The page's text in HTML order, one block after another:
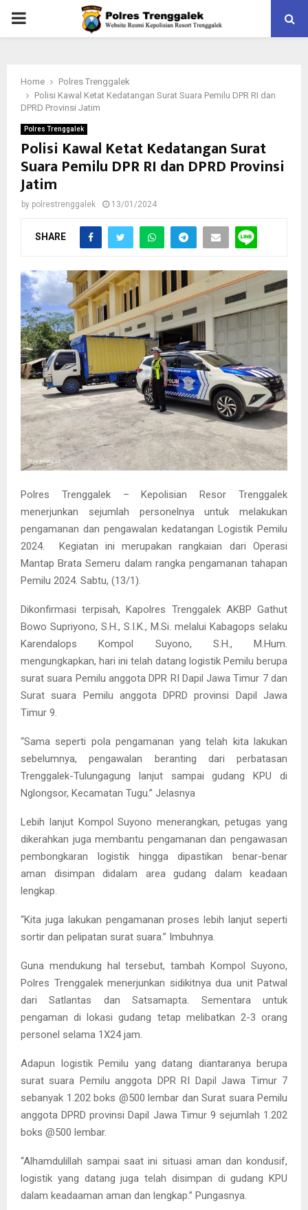
PRIMARY
Home
Polres Trenggalek
Polisi Kawal Ketat Kedatangan Surat Suara Pemilu DPR RI dan
DPRD Provinsi Jatim
Polres Trenggalek
Polisi Kawal Ketat Kedatangan Surat
Suara Pemilu DPR RI dan DPRD Provinsi
Jatim
by polrestrenggalek 13/01/2024
SHARE
Polres Trenggalek – Kepolisian Resor Trenggalek
menerjunkan sejumlah personelnya untuk melakukan
pengamanan dan pengawalan kedatangan Logistik Pemilu
2024. Kegiatan ini merupakan rangkaian dari Operasi
Mantap Brata Semeru dalam rangka pengamanan tahapan
Pemilu 2024. Sabtu, (13/1).
Dikonfirmasi terpisah, Kapolres Trenggalek AKBP Gathut
Bowo Supriyono, S.H., S.I.K., M.Si. melalui Kabagops selaku
Karendalops Kompol Suyono, S.H., M.Hum.
mengungkapkan, hari ini telah datang logistik Pemilu berupa
surat suara Pemilu anggota DPR RI Dapil Jawa Timur 7 dan
Surat suara Pemilu anggota DPRD provinsi Dapil Jawa
Timur 9.
“Sama seperti pola pengamanan yang telah kita lakukan
sebelumnya, pengawalan beranting dari perbatasan
Trenggalek-Tulungagung lanjut sampai gudang KPU di
Nglongsor, Kecamatan Tugu.” Jelasnya
Lebih lanjut Kompol Suyono menerangkan, petugas yang
dikerahkan juga membantu pengamanan dan pengawasan
pembongkaran logistik hingga dipastikan benar-benar
aman disimpan didalam area gudang dalam keadaan
lengkap.
“Kita juga lakukan pengamanan proses lebih lanjut seperti
sortir dan pelipatan surat suara.” Imbuhnya.
Guna mendukung hal tersebut, tambah Kompol Suyono,
Polres Trenggalek menerjunkan sidikitnya dua unit Patwal
dari Satlantas dan Satsamapta. Sementara untuk
pengaman di lokasi gudang tetap melibatkan 2-3 orang
personel selama 1X24 jam.
Adapun logistik Pemilu yang datang diantaranya berupa
surat suara Pemilu anggota DPR RI Dapil Jawa Timur 7
sebanyak 1.202 boks @500 lembar dan Surat suara Pemilu
anggota DPRD provinsi Dapil Jawa Timur 9 sejumlah 1.202
boks @500 lembar.
“Alhamdulillah sampai saat ini situasi aman dan kondusif,
logistik yang datang juga telah disimpan di gudang KPU
dalam keadaaman aman dan lengkap.” Pungasnya.